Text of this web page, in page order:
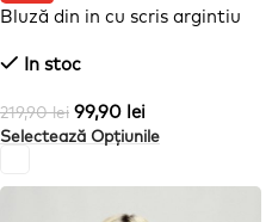
Bluză din in cu scris argintiu
In stoc
219,90lei 99,90 lei
Selectează Opțiunile